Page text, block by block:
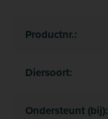
Productnr.:
Diersoort:
Ondersteunt (bij):